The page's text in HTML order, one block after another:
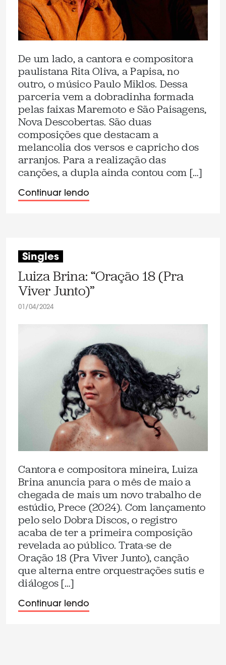
De um lado, a cantora e compositora
paulistana Rita Oliva, a Papisa, no
outro, o músico Paulo Miklos. Dessa
parceria vem a dobradinha formada
pelas faixas Maremoto e São Paisagens,
Nova Descobertas. São duas
composições que destacam a
melancolia dos versos e capricho dos
arranjos. Para a realização das
canções, a dupla ainda contou com […]
Continuar lendo
Singles
Luiza Brina: “Oração 18 (Pra
Viver Junto)”
01/04/2024
Cantora e compositora mineira, Luiza
Brina anuncia para o mês de maio a
chegada de mais um novo trabalho de
estúdio, Prece (2024). Com lançamento
pelo selo Dobra Discos, o registro
acaba de ter a primeira composição
revelada ao público. Trata-se de
Oração 18 (Pra Viver Junto), canção
que alterna entre orquestrações sutis e
diálogos […]
Continuar lendo